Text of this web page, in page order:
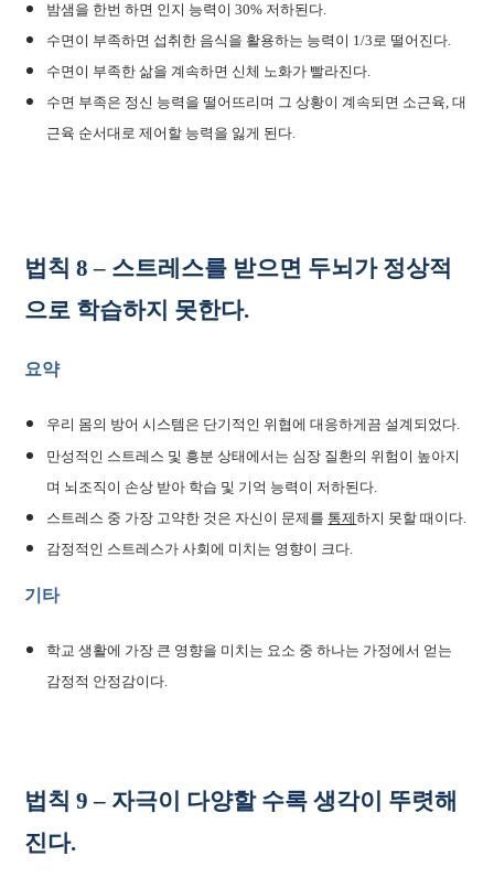
밤샘을 한번 하면 인지 능력이 30% 저하된다.
수면이 부족하면 섭취한 음식을 활용하는 능력이 1/3로 떨어진다.
수면이 부족한 삶을 계속하면 신체 노화가 빨라진다.
수면 부족은 정신 능력을 떨어뜨리며 그 상황이 계속되면 소근육, 대
근육 순서대로 제어할 능력을 잃게 된다.
법칙 8 – 스트레스를 받으면 두뇌가 정상적
으로 학습하지 못한다.
요약
우리 몸의 방어 시스템은 단기적인 위협에 대응하게끔 설계되었다.
만성적인 스트레스 및 흥분 상태에서는 심장 질환의 위험이 높아지
며 뇌조직이 손상 받아 학습 및 기억 능력이 저하된다.
스트레스 중 가장 고약한 것은 자신이 문제를 통제하지 못할 때이다.
감정적인 스트레스가 사회에 미치는 영향이 크다.
기타
학교 생활에 가장 큰 영향을 미치는 요소 중 하나는 가정에서 얻는
감정적 안정감이다.
법칙 9 – 자극이 다양할 수록 생각이 뚜렷해
진다.